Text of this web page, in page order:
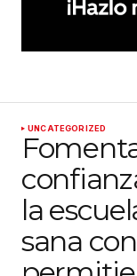
UNCATEGORIZED
la
sana